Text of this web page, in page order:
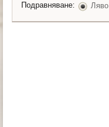
Подравняване: Ляво